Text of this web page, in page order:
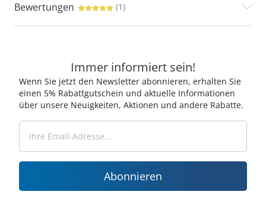
Bewertungen (1)
Immer informiert sein!
Wenn Sie jetzt den Newsletter abonnieren, erhalten Sie
einen 5% Rabattgutschein und aktuelle Informationen
über unsere Neuigkeiten, Aktionen und andere Rabatte.
Abonnieren